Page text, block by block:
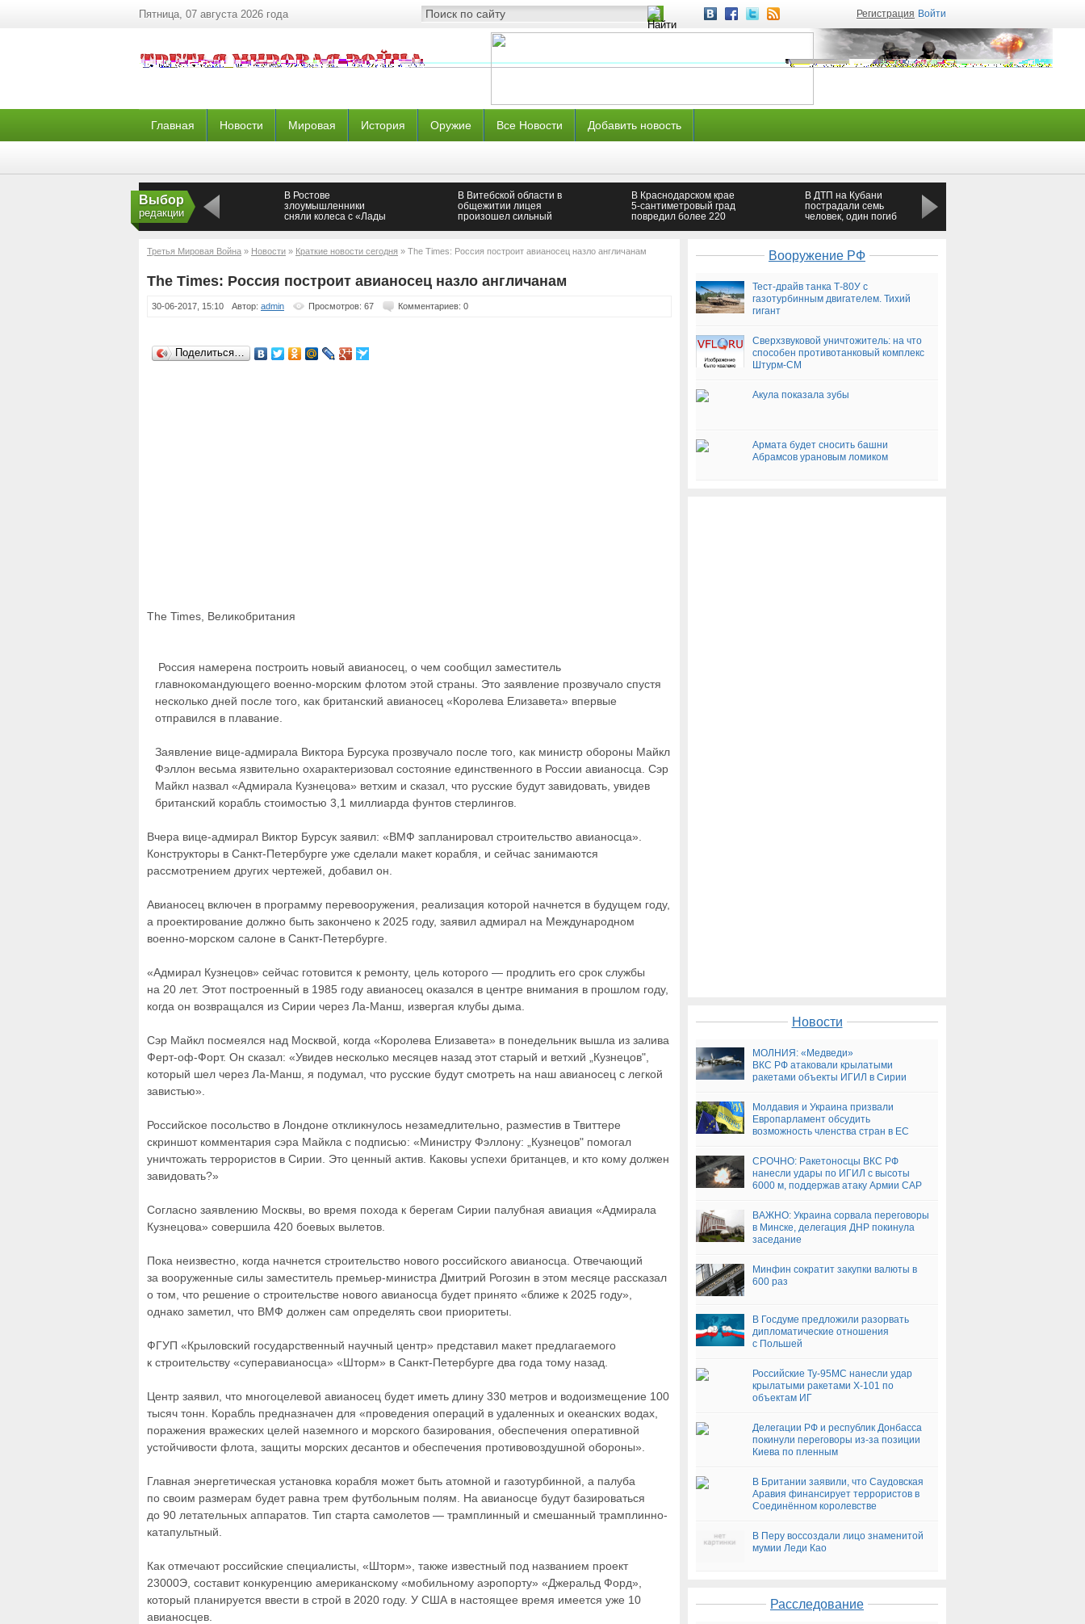
Пятница, 07 августа 2026 года Регистрация Войти
Главная Новости Мировая История Оружие Все Новости Добавить новость
Выбор
редакции
В Ростове
злоумышленники
сняли колеса с «Лады
В Витебской области в
общежитии лицея
произошел сильный
В Краснодарском крае
5-сантиметровый град
повредил более 220
В ДТП на Кубани
пострадали семь
человек, один погиб
Третья Мировая Война » Новости » Краткие новости сегодня » The Times: Россия построит авианосец назло англичанам
The Times: Россия построит авианосец назло англичанам
30-06-2017, 15:10 Автор: admin Просмотров: 67 Комментариев: 0
Поделиться…
The Times, Великобритания
Россия намерена построить новый авианосец, о чем сообщил заместитель
главнокомандующего военно-морским флотом этой страны. Это заявление прозвучало спустя
несколько дней после того, как британский авианосец «Королева Елизавета» впервые
отправился в плавание.
Заявление вице-адмирала Виктора Бурсука прозвучало после того, как министр обороны Майкл
Фэллон весьма язвительно охарактеризовал состояние единственного в России авианосца. Сэр
Майкл назвал «Адмирала Кузнецова» ветхим и сказал, что русские будут завидовать, увидев
британский корабль стоимостью 3,1 миллиарда фунтов стерлингов.
Вчера вице-адмирал Виктор Бурсук заявил: «ВМФ запланировал строительство авианосца».
Конструкторы в Санкт-Петербурге уже сделали макет корабля, и сейчас занимаются
рассмотрением других чертежей, добавил он.
Авианосец включен в программу перевооружения, реализация которой начнется в будущем году,
а проектирование должно быть закончено к 2025 году, заявил адмирал на Международном
военно-морском салоне в Санкт-Петербурге.
«Адмирал Кузнецов» сейчас готовится к ремонту, цель которого — продлить его срок службы
на 20 лет. Этот построенный в 1985 году авианосец оказался в центре внимания в прошлом году,
когда он возвращался из Сирии через Ла-Манш, извергая клубы дыма.
Сэр Майкл посмеялся над Москвой, когда «Королева Елизавета» в понедельник вышла из залива
Ферт-оф-Форт. Он сказал: «Увидев несколько месяцев назад этот старый и ветхий „Кузнецов",
который шел через Ла-Манш, я подумал, что русские будут смотреть на наш авианосец с легкой
завистью».
Российское посольство в Лондоне откликнулось незамедлительно, разместив в Твиттере
скриншот комментария сэра Майкла с подписью: «Министру Фэллону: „Кузнецов" помогал
уничтожать террористов в Сирии. Это ценный актив. Каковы успехи британцев, и кто кому должен
завидовать?»
Согласно заявлению Москвы, во время похода к берегам Сирии палубная авиация «Адмирала
Кузнецова» совершила 420 боевых вылетов.
Пока неизвестно, когда начнется строительство нового российского авианосца. Отвечающий
за вооруженные силы заместитель премьер-министра Дмитрий Рогозин в этом месяце рассказал
о том, что решение о строительстве нового авианосца будет принято «ближе к 2025 году»,
однако заметил, что ВМФ должен сам определять свои приоритеты.
ФГУП «Крыловский государственный научный центр» представил макет предлагаемого
к строительству «суперавианосца» «Шторм» в Санкт-Петербурге два года тому назад.
Центр заявил, что многоцелевой авианосец будет иметь длину 330 метров и водоизмещение 100
тысяч тонн. Корабль предназначен для «проведения операций в удаленных и океанских водах,
поражения вражеских целей наземного и морского базирования, обеспечения оперативной
устойчивости флота, защиты морских десантов и обеспечения противовоздушной обороны».
Главная энергетическая установка корабля может быть атомной и газотурбинной, а палуба
по своим размерам будет равна трем футбольным полям. На авианосце будут базироваться
до 90 летательных аппаратов. Тип старта самолетов — трамплинный и смешанный трамплинно-
катапультный.
Как отмечают российские специалисты, «Шторм», также известный под названием проект
23000Э, составит конкуренцию американскому «мобильному аэропорту» «Джеральд Форд»,
который планируется ввести в строй в 2020 году. У США в настоящее время имеется уже 10
авианосцев.
Вооружение РФ
Тест-драйв танка Т-80У с
газотурбинным двигателем. Тихий
гигант
Сверхзвуковой уничтожитель: на что
способен противотанковый комплекс
Штурм-СМ
Акула показала зубы
Армата будет сносить башни
Абрамсов урановым ломиком
Новости
МОЛНИЯ: «Медведи»
ВКС РФ атаковали крылатыми
ракетами объекты ИГИЛ в Сирии
Молдавия и Украина призвали
Европарламент обсудить
возможность членства стран в ЕС
СРОЧНО: Ракетоносцы ВКС РФ
нанесли удары по ИГИЛ с высоты
6000 м, поддержав атаку Армии САР
ВАЖНО: Украина сорвала переговоры
в Минске, делегация ДНР покинула
заседание
Минфин сократит закупки валюты в
600 раз
В Госдуме предложили разорвать
дипломатические отношения
с Польшей
Российские Ту-95МС нанесли удар
крылатыми ракетами Х-101 по
объектам ИГ
Делегации РФ и республик Донбасса
покинули переговоры из-за позиции
Киева по пленным
В Британии заявили, что Саудовская
Аравия финансирует террористов в
Соединённом королевстве
В Перу воссоздали лицо знаменитой
мумии Леди Као
Расследование